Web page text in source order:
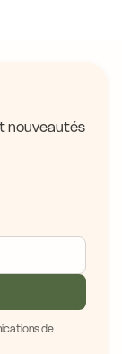
nouveautés
de